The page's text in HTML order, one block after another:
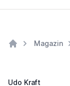
Magazin
Udo Kraft